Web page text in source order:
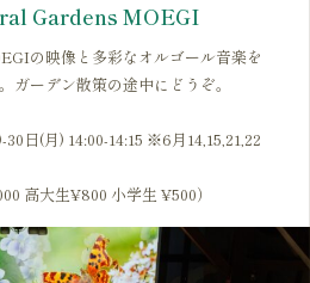
Gardens MOEGI
の映像と多彩なオルゴール音楽を
ガーデン散策の途中にどうぞ。
日(月) 14:00-14:15 ※6月14,15,21,22
高大生¥800 小学生 ¥500）